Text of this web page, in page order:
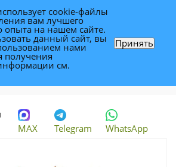
13/50
MAX Telegram WhatsApp
cookie-файлы
вам лучшего
опыта на нашем сайте.
данный сайт, вы
нами
получения
см.
Принять